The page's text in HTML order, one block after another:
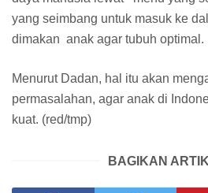
yang seimbang untuk masuk ke
dimakan anak agar tubuh optimal.
Menurut Dadan, hal itu akan
permasalahan, agar anak di
kuat. (red/tmp)
BAGIKAN